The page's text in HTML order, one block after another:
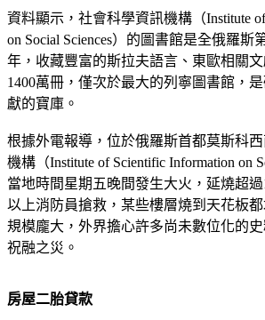
資料顯示，社會科學資訊機構（Institute
on Social Sciences）的圖書館是全俄羅斯
年，收藏豐富的斯拉夫語言、東歐相關
1400萬冊，僅次於最大的列寧圖書館，
獻的寶庫。
根據外電報導，位於俄羅斯首都莫斯科
機構（Institute of Scientific Information on
當地時間星期五晚間發生大火，延燒超
以上消防員搶救，某些樓層燒到天花板
規模龐大，外界擔心許多尚未數位化的
祝融之災。
房屋二胎貸款